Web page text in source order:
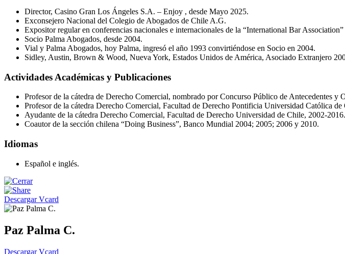
Director, Casino Gran Los Ángeles S.A. – Enjoy , desde Mayo 2025.
Exconsejero Nacional del Colegio de Abogados de Chile A.G.
Expositor regular en conferencias nacionales e internacionales de la “International Bar
Socio Palma Abogados, desde 2004.
Vial y Palma Abogados, hoy Palma, ingresó el año 1993 convirtiéndose en Socio en 2004.
Sidley, Austin, Brown & Wood, Nueva York, Estados Unidos de América, Asociado Extranjero
Actividades Académicas y Publicaciones
Profesor de la cátedra de Derecho Comercial, nombrado por Concurso Público de Antecedentes
Profesor de la cátedra Derecho Comercial, Facultad de Derecho Pontificia Universidad Católica de
Ayudante de la cátedra Derecho Comercial, Facultad de Derecho Universidad de Chile, 2002-2016.
Coautor de la sección chilena “Doing Business”, Banco Mundial 2004; 2005; 2006 y 2010.
Idiomas
Español e inglés.
Descargar Vcard
Paz Palma C.
Descargar Vcard